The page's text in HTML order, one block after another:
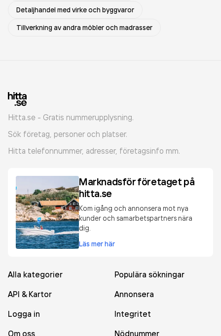
Detaljhandel med virke och byggvaror
Tillverkning av andra möbler och madrasser
Hitta.se - Gratis nummerupplysning.
Sök företag, personer och platser.
Hitta telefonnummer, adresser, företagsinfo mm.
Marknadsför företaget på
hitta.se
Kom igång och annonsera mot nya
kunder och samarbetspartners nära
dig.
Läs mer här
Alla kategorier
Populära sökningar
API & Kartor
Annonsera
Logga in
Integritet
Om oss
Nödnummer